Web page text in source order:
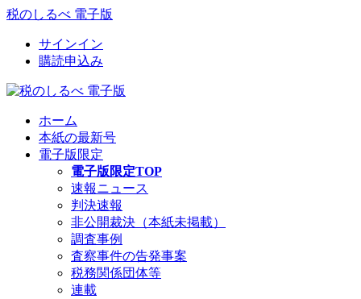
税のしるべ 電子版
サインイン
購読申込み
ホーム
本紙の最新号
電子版限定
電子版限定TOP
速報ニュース
判決速報
非公開裁決（本紙未掲載）
調査事例
査察事件の告発事案
税務関係団体等
連載